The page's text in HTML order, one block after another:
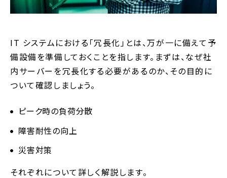
IT システムにおける「冗長化」とは、万が一に備えて予
備設備を準備しておくことを指します。まずは、なぜ社
内サーバーを冗長化する必要があるのか、その目的に
ついて確認しましょう。
ピーク時の負荷分散
障害耐性の向上
災害対策
それぞれについて詳しく解説します。